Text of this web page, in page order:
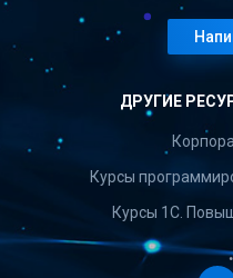
ДРУГИЕ
Курсы
Курсы 1С.